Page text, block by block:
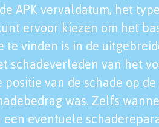
APK vervaldatum, het
ervoor kiezen om het
vinden is in de
schadeverleden van het
van de schade op
was. Zelfs
eventuele